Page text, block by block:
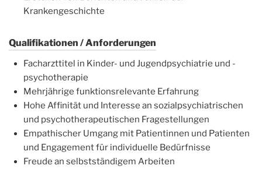
Krankengeschichte
Qualifikationen / Anforderungen
Facharzttitel in Kinder- und Jugendpsychiatrie und -
psychotherapie
Mehrjährige funktionsrelevante Erfahrung
Hohe Affinität und Interesse an sozialpsychiatrischen
und psychotherapeutischen Fragestellungen
Empathischer Umgang mit Patientinnen und Patienten
und Engagement für individuelle Bedürfnisse
Freude an selbstständigem Arbeiten